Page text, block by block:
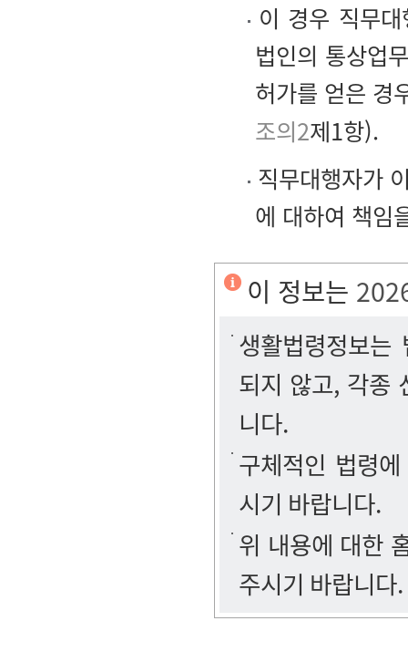
이 경우 직무
법인의 통상업
허가를 얻은 경
조의2제1항).
직무대행자가
에 대하여 책임
이 정보는
생활법령정보
되지 않고, 각종
니다.
구체적인 법령
시기 바랍니다.
위 내용에 대한
주시기 바랍니다.